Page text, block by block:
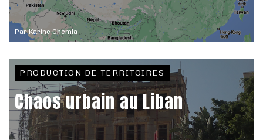
ParKarine Chemla
PRODUCTION DE TERRITOIRES
Chaos urbain au Liban